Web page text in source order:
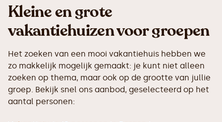
Kleine en grote
vakantiehuizen voor groepen
Het zoeken van een mooi vakantiehuis hebben we
zo makkelijk mogelijk gemaakt: je kunt niet alleen
zoeken op thema, maar ook op de grootte van jullie
groep. Bekijk snel ons aanbod, geselecteerd op het
aantal personen: